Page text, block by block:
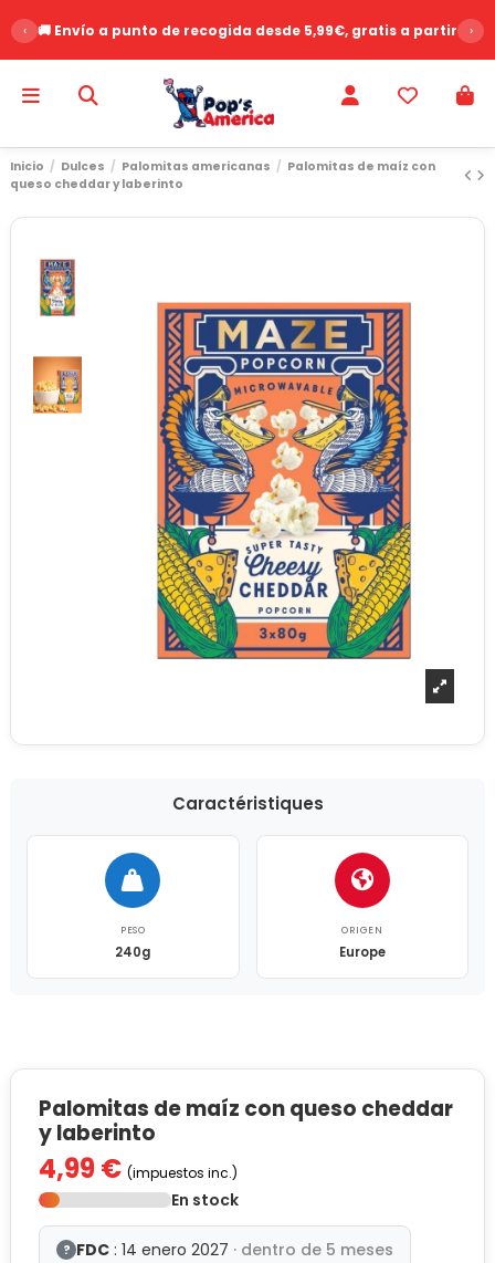
‹ 🚚 Envío a punto de recogida desde 5,99€, gratis a partir de
›
Inicio Dulces Palomitas americanas
Palomitas de maíz con
queso cheddar y laberinto
Caractéristiques
PESO
240g
ORIGEN
Europe
Palomitas de maíz con queso cheddar
y laberinto
4,99 € (impuestos inc.)
En stock
? FDC : 14 enero 2027 · dentro de 5 meses